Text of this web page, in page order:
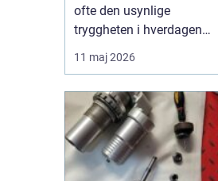
ofte den usynlige
tryggheten i hverdagen
for både næringsliv og
privatpersoner. Når
produksjon stanser eller
en gravemaskin står fast
på et anlegg, er ve...
11 maj 2026